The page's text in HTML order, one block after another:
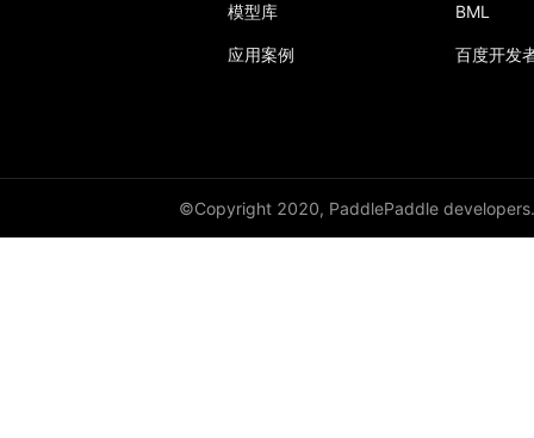
模型库
应用案例
BML
百度开发
©Copyright 2020, PaddlePaddle developers.